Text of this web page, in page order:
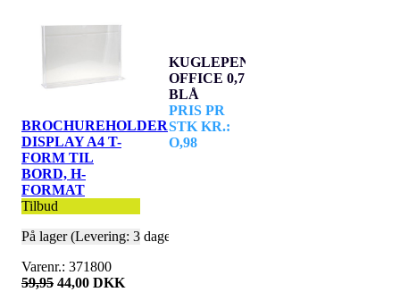
BROCHUREHOLDER
DISPLAY A4 T-
FORM TIL
BORD, H-
FORMAT
Tilbud
På lager (Levering: 3 dage)
Varenr.: 371800
59,95 44,00 DKK
KUGLEPEN
OFFICE 0,7
BLÅ
PRIS PR
STK KR.:
O,98